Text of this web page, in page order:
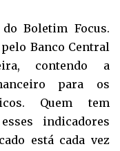
Boletim Focus.
Banco Central
contendo a
para os
Quem tem
indicadores
está cada vez